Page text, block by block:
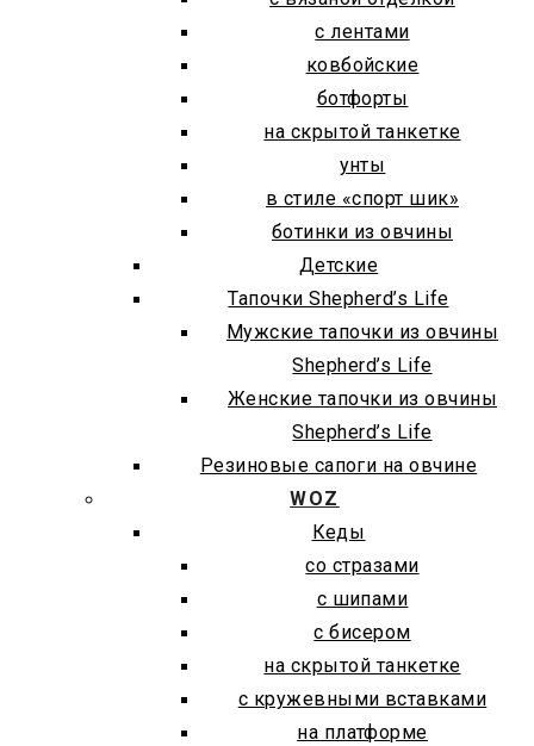
с лентами
ковбойские
ботфорты
на скрытой танкетке
унты
в стиле «спорт шик»
ботинки из овчины
Детские
Тапочки Shepherd’s Life
Мужские тапочки из овчины
Shepherd’s Life
Женские тапочки из овчины
Shepherd’s Life
Резиновые сапоги на овчине
WOZ
Кеды
со стразами
с шипами
с бисером
на скрытой танкетке
с кружевными вставками
на платформе